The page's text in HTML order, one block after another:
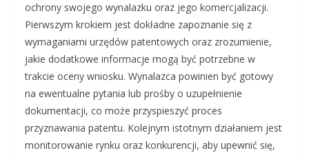
ochrony swojego wynalazku oraz jego komercjalizacji.
Pierwszym krokiem jest dokładne zapoznanie się z
wymaganiami urzędów patentowych oraz zrozumienie,
jakie dodatkowe informacje mogą być potrzebne w
trakcie oceny wniosku. Wynalazca powinien być gotowy
na ewentualne pytania lub prośby o uzupełnienie
dokumentacji, co może przyspieszyć proces
przyznawania patentu. Kolejnym istotnym działaniem jest
monitorowanie rynku oraz konkurencji, aby upewnić się,